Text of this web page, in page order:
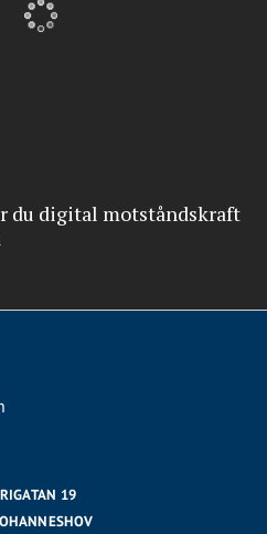
du digital motståndskraft
19